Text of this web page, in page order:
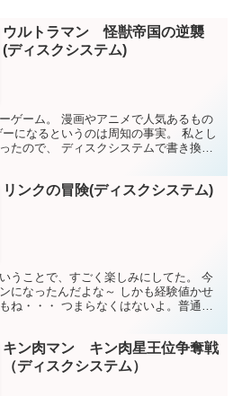
ウルトラマン 怪獣帝国の逆襲
(ディスクシステム)
ゲーム。 漫画やアニメで人気あるもの
になるというのは周知の事実。 私とし
たので、 ディスクシステムで書き換え
リンクの冒険(ディスクシステム)
うことで、すごく楽しみにしてた。 今
になったんだよな～ しかも経験値かせ
ね・・・ つまらなくはないよ。普通に
キン肉マン キン肉星王位争奪戦
（ディスクシステム）